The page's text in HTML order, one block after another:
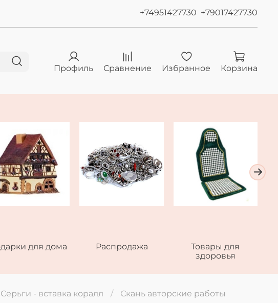
+74951427730 +79017427730
Профиль Сравнение Избранное Корзина
для дома Распродажа
Товары для
здоровья
Серьги - вставка коралл Скань авторские работы